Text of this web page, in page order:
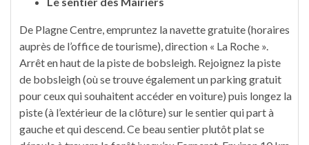
De Plagne Centre, empruntez la navette gratuite (horaires
auprès de l’office de tourisme), direction « La Roche ».
Arrêt en haut de la piste de bobsleigh. Rejoignez la piste
de bobsleigh (où se trouve également un parking gratuit
pour ceux qui souhaitent accéder en voiture) puis longez la
piste (à l’extérieur de la clôture) sur le sentier qui part à
gauche et qui descend. Ce beau sentier plutôt plat se